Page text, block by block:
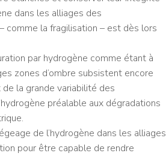
dans les alliages des
comme la fragilisation – est dès lors
par hydrogène comme étant à
zones d’ombre subsistent encore
la grande variabilité des
préalable aux dégradations
de l’hydrogène dans les alliages
pour être capable de rendre